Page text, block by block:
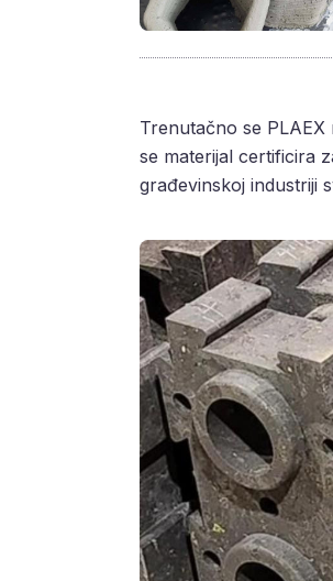
Trenutačno se
se materijal certificira
građevinskoj industriji